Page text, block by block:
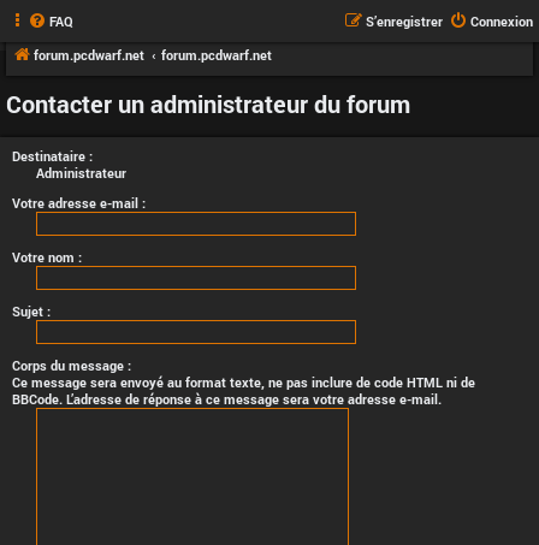
FAQ Connexion
S’enregistrer
forum.pcdwarf.net
forum.pcdwarf.net
Contacter un administrateur du forum
Destinataire :
Administrateur
Votre adresse e-mail :
Votre nom :
Sujet :
Corps du message :
Ce message sera envoyé au format texte, ne pas inclure de code HTML ni de
BBCode. L’adresse de réponse à ce message sera votre adresse e-mail.